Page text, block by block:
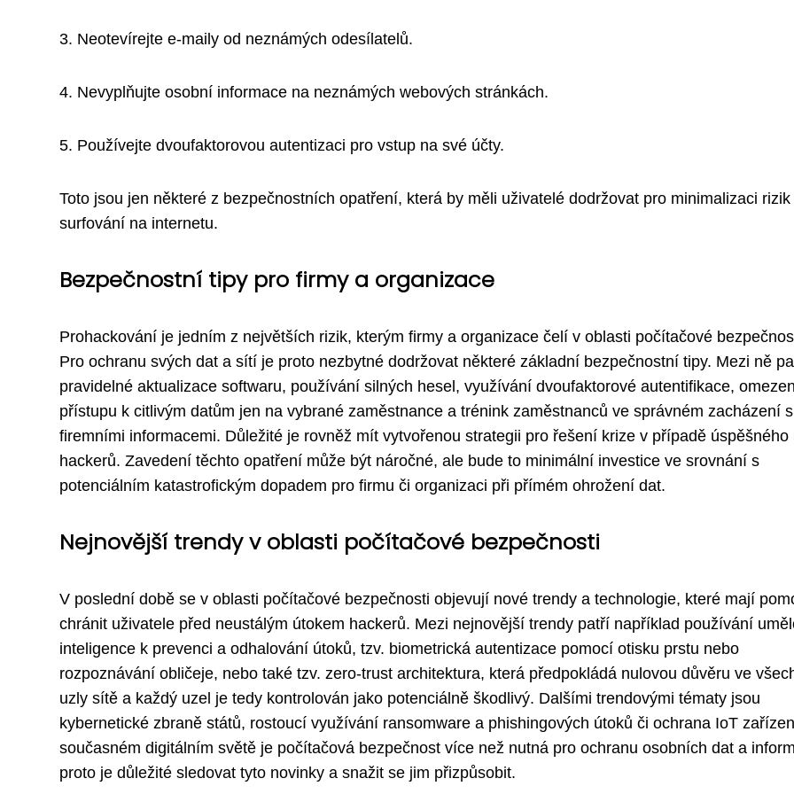
3. Neotevírejte e-maily od neznámých odesílatelů.
4. Nevyplňujte osobní informace na neznámých webových stránkách.
5. Používejte dvoufaktorovou autentizaci pro vstup na své účty.
Toto jsou jen některé z bezpečnostních opatření, která by měli uživatelé dodržovat pro minimalizaci rizik
surfování na internetu.
Bezpečnostní tipy pro firmy a organizace
Prohackování je jedním z největších rizik, kterým firmy a organizace čelí v oblasti počítačové
Pro ochranu svých dat a sítí je proto nezbytné dodržovat některé základní bezpečnostní tipy. Mezi ně
pravidelné aktualizace softwaru, používání silných hesel, využívání dvoufaktorové autentifikace,
přístupu k citlivým datům jen na vybrané zaměstnance a trénink zaměstnanců ve správném zacházení s
firemními informacemi. Důležité je rovněž mít vytvořenou strategii pro řešení krize v případě úspěšného
hackerů. Zavedení těchto opatření může být náročné, ale bude to minimální investice ve srovnání s
potenciálním katastrofickým dopadem pro firmu či organizaci při přímém ohrožení dat.
Nejnovější trendy v oblasti počítačové bezpečnosti
V poslední době se v oblasti počítačové bezpečnosti objevují nové trendy a technologie, které mají
chránit uživatele před neustálým útokem hackerů. Mezi nejnovější trendy patří například používání
inteligence k prevenci a odhalování útoků, tzv. biometrická autentizace pomocí otisku prstu nebo
rozpoznávání obličeje, nebo také tzv. zero-trust architektura, která předpokládá nulovou důvěru ve
uzly sítě a každý uzel je tedy kontrolován jako potenciálně škodlivý. Dalšími trendovými tématy jsou
kybernetické zbraně států, rostoucí využívání ransomware a phishingových útoků či ochrana IoT
současném digitálním světě je počítačová bezpečnost více než nutná pro ochranu osobních dat a
proto je důležité sledovat tyto novinky a snažit se jim přizpůsobit.